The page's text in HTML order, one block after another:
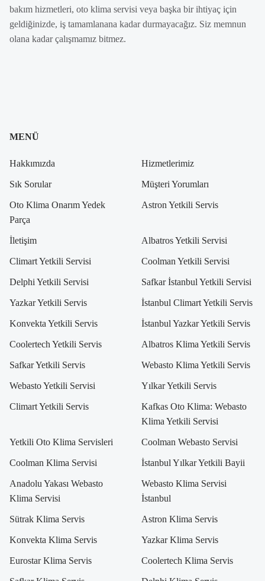
bakım hizmetleri, oto klima servisi veya başka bir ihtiyaç için
geldiğinizde, iş tamamlanana kadar durmayacağız. Siz memnun
olana kadar çalışmamız bitmez.
MENÜ
Hakkımızda Hizmetlerimiz
Sık Sorular Müşteri Yorumları
Oto Klima Onarım Yedek
Parça
Astron Yetkili Servis
İletişim Albatros Yetkili Servisi
Climart Yetkili Servisi Coolman Yetkili Servisi
Delphi Yetkili Servisi Safkar İstanbul Yetkili Servisi
Yazkar Yetkili Servis İstanbul Climart Yetkili Servis
Konvekta Yetkili Servis İstanbul Yazkar Yetkili Servis
Coolertech Yetkili Servis Albatros Klima Yetkili Servis
Safkar Yetkili Servis Webasto Klima Yetkili Servis
Webasto Yetkili Servisi Yılkar Yetkili Servis
Climart Yetkili Servis
Kafkas Oto Klima: Webasto
Klima Yetkili Servisi
Yetkili Oto Klima Servisleri Coolman Webasto Servisi
Coolman Klima Servisi İstanbul Yılkar Yetkili Bayii
Anadolu Yakası Webasto
Klima Servisi
Webasto Klima Servisi
İstanbul
Sütrak Klima Servis Astron Klima Servis
Konvekta Klima Servis Yazkar Klima Servis
Eurostar Klima Servis Coolertech Klima Servis